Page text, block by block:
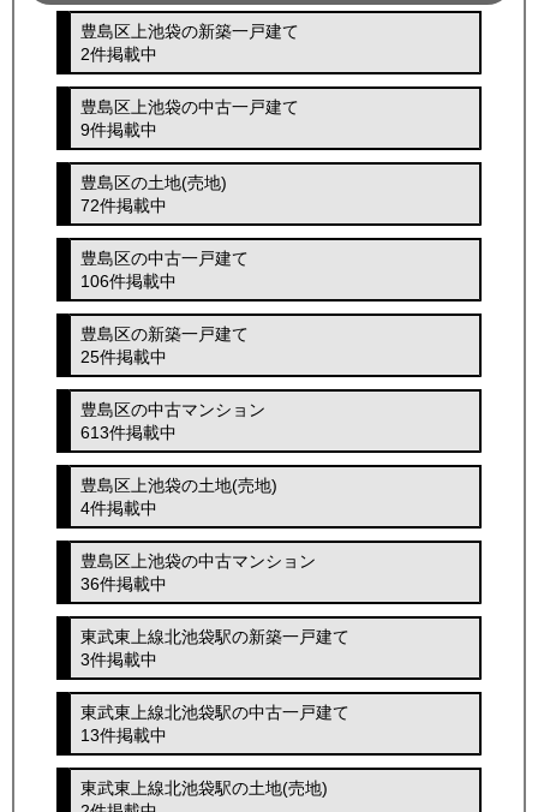
豊島区上池袋の新築一戸建て
2件掲載中
豊島区上池袋の中古一戸建て
9件掲載中
豊島区の土地(売地)
72件掲載中
豊島区の中古一戸建て
106件掲載中
豊島区の新築一戸建て
25件掲載中
豊島区の中古マンション
613件掲載中
豊島区上池袋の土地(売地)
4件掲載中
豊島区上池袋の中古マンション
36件掲載中
東武東上線北池袋駅の新築一戸建て
3件掲載中
東武東上線北池袋駅の中古一戸建て
13件掲載中
東武東上線北池袋駅の土地(売地)